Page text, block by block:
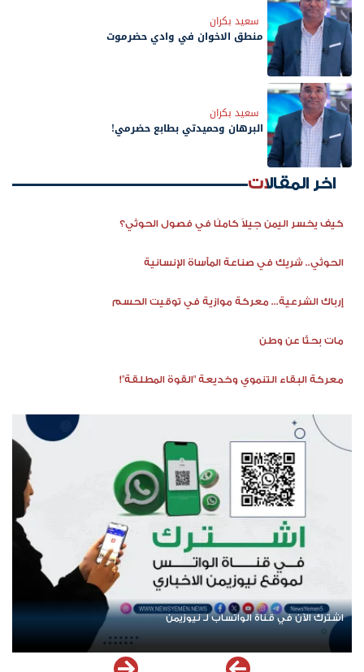
سعيد بكران
منطق الاخوان في وادي حضرموت
سعيد بكران
البرهان وحميدتي بطابع حضرمي!
اخر المقالات
كيف يخسر اليمن جيلاً كاملًا في فصول الحوثي؟
الحوثي.. شريك في صناعة المأساة الإنسانية
إرباك الشرعية... معركة موازية في توقيت الحسم
مات بحثًا عن وطن
معركة البقاء التنموي وخديعة "القوة المطلقة"!
اشترك الآن في قناة الواتساب لـ نيوزيمن